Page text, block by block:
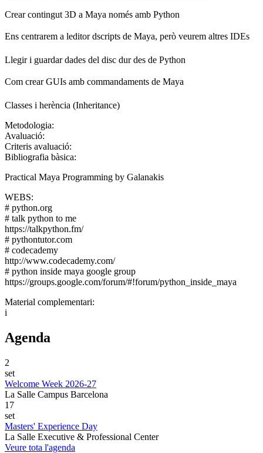
Crear contingut 3D a Maya només amb Python
Ens centrarem a leditor dscripts de Maya, però veurem altres IDEs
Llegir i guardar dades del disc dur des de Python
Com crear GUIs amb commandaments de Maya
Classes i herència (Inheritance)
Metodologia:
Avaluació:
Criteris avaluació:
Bibliografia bàsica:
Practical Maya Programming by Galanakis
WEBS:
# python.org
# talk python to me
https://talkpython.fm/
# pythontutor.com
# codecademy
http://www.codecademy.com/
# python inside maya google group
https://groups.google.com/forum/#!forum/python_inside_maya
Material complementari:
i
Agenda
2
set
Welcome Week 2026-27
La Salle Campus Barcelona
17
set
Masters' Experience Day
La Salle Executive & Professional Center
Veure tota l'agenda